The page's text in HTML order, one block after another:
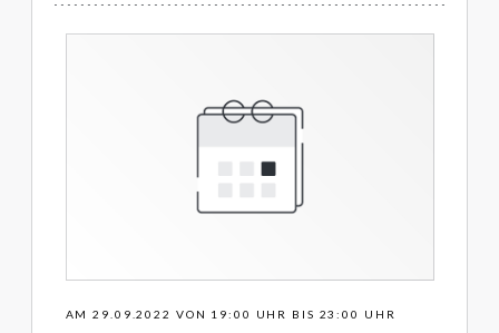
AM 29.09.2022 VON 19:00 UHR BIS 23:00 UHR